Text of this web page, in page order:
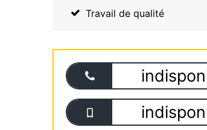
Travail de qualité